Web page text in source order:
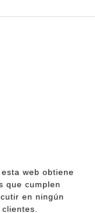
web obtiene
que cumplen
en ningún